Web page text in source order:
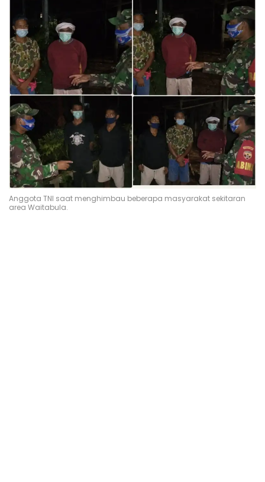
Anggota TNI saat menghimbau beberapa masyarakat sekitaran
area Waitabula.